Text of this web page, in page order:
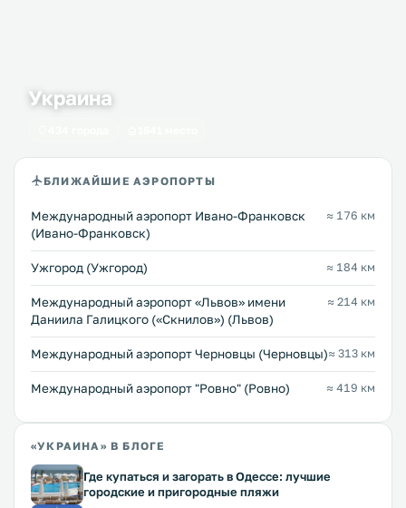
Украина
БЛИЖАЙШИЕ АЭРОПОРТЫ
Международный аэропорт Ивано-Франковск
(Ивано-Франковск)
≈ 176 км
Ужгород (Ужгород) ≈ 184 км
Междунарoдный аэропорт «Львов» имени
Даниила Галицкого («Скнилов») (Львов)
≈ 214 км
Международный аэропорт Черновцы (Черновцы)≈ 313 км
Междунарoдный аэропорт "Ровно" (Ровно) ≈ 419 км
«УКРАИНА» В БЛОГЕ
Где купаться и загорать в Одессе: лучшие
городские и пригородные пляжи